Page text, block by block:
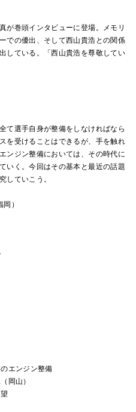
が巻頭インタビューに登場。メモリ
での優出、そして西山貴浩との関係
している。「西山貴浩を尊敬してい
て選手自身が整備をしなければなら
を受けることはできるが、手を触れ
ンジン整備においては、その時代に
いく。今回はその基本と最近の話題
していこう。
）
エンジン整備
岡山）